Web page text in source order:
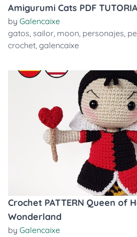
Amigurumi Cats PDF
by Galencaixe
gatos, sailor, moon, personajes,
crochet, galencaixe
Crochet PATTERN Queen of
Wonderland
by Galencaixe